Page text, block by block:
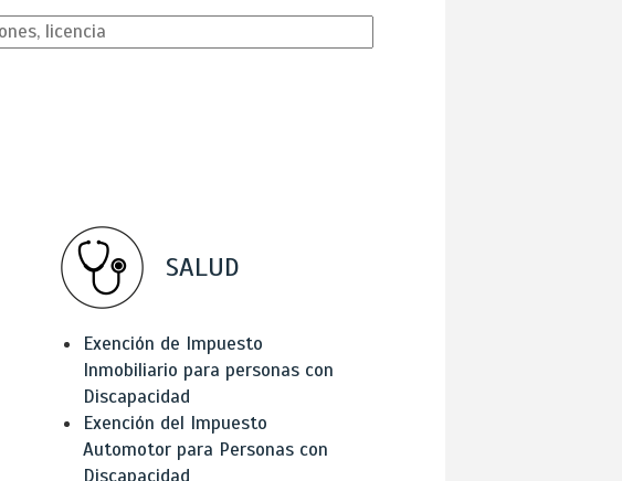
SALUD
Exención de Impuesto
Inmobiliario para personas con
Discapacidad
Exención del Impuesto
Automotor para Personas con
Discapacidad